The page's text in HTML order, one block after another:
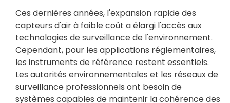
Ces dernières années, l'expansion rapide des
capteurs d'air à faible coût a élargi l'accès aux
technologies de surveillance de l'environnement.
Cependant, pour les applications réglementaires,
les instruments de référence restent essentiels.
Les autorités environnementales et les réseaux de
surveillance professionnels ont besoin de
systèmes capables de maintenir la cohérence des